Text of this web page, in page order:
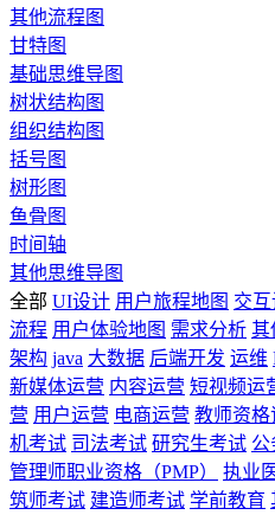
其他流程图
甘特图
基础思维导图
树状结构图
组织结构图
括号图
树形图
鱼骨图
时间轴
其他思维导图
全部 UI设计 用户旅程地图 交
流程 用户体验地图 需求分析 其
架构 java 大数据 后端开发 运维
新媒体运营 内容运营 短视频运
营 用户运营 电商运营 教师资格
机考试 司法考试 研究生考试 公
管理师职业资格（PMP）
执业
筑师考试 建造师考试 学前教育